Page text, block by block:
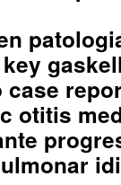
otitis